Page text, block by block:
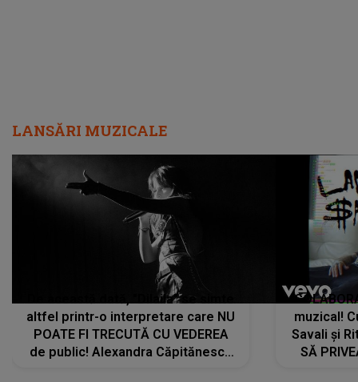
LANSĂRI MUZICALE
De această dată, "Dilaila" se simte
altfel printr-o interpretare care NU
POATE FI TRECUTĂ CU VEDEREA
de public! Alexandra Căpitănescu
muzical!
Savali și
SĂ